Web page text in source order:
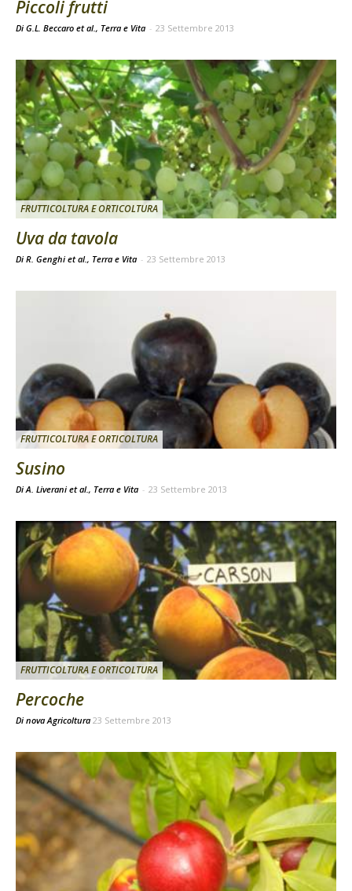
Piccoli frutti
Di G.L. Beccaro et al., Terra e Vita - 23 Settembre 2013
FRUTTICOLTURA E ORTICOLTURA
Uva da tavola
Di R. Genghi et al., Terra e Vita - 23 Settembre 2013
FRUTTICOLTURA E ORTICOLTURA
Susino
Di A. Liverani et al., Terra e Vita - 23 Settembre 2013
FRUTTICOLTURA E ORTICOLTURA
Percoche
Di nova Agricoltura 23 Settembre 2013